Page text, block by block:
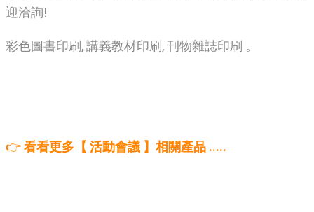
迎洽詢!
彩色圖書印刷, 講義教材印刷, 刊物雜誌印刷 。
👉看看更多【 活動會議 】相關產品 .....